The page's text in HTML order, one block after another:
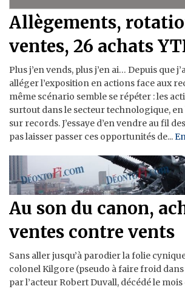
Allègements,
ventes, 26 achats
Plus j’en vends, plus j’en ai… Depuis que
alléger l’exposition en actions face aux
même scénario semble se répéter : les
surtout dans le secteur technologique,
sur records. J’essaye d’en vendre au fil
pas laisser passer ces opportunités de...
Au son du canon,
ventes contre vents
Sans aller jusqu’à parodier la folie
colonel Kilgore (pseudo à faire froid
par l’acteur Robert Duvall, décédé le